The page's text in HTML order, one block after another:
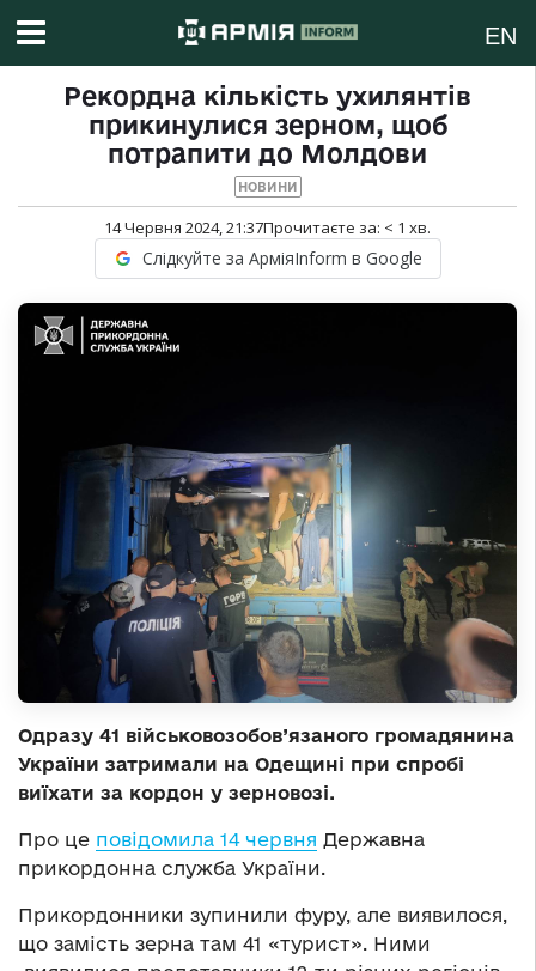
EN
Рекордна кількість ухилянтів
прикинулися зерном, щоб
потрапити до Молдови
НОВИНИ
14 Червня 2024, 21:37Прочитаєте за: < 1 хв.
Слідкуйте за АрміяInform в Google
Одразу 41 військовозобов’язаного громадянина
України затримали на Одещині при спробі
виїхати за кордон у зерновозі.
Про це повідомила 14 червня Державна
прикордонна служба України.
Прикордонники зупинили фуру, але виявилося,
що замість зерна там 41 «турист». Ними